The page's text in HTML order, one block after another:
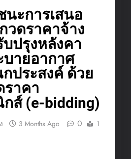
นะการเสนอ
วดราคาจ้าง
ปรุงหลังคา
บายอากาศ
ประสงค์ ด้วย
ราคา
ส์ (e-bidding)
3 Months Ago 0
1